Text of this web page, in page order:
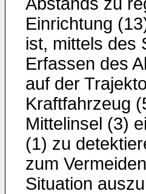
Einrichtung
ist, mittels des
Erfassen des
auf der
Kraftfahrzeug
Mittelinsel (3)
(1) zu
zum
Situation